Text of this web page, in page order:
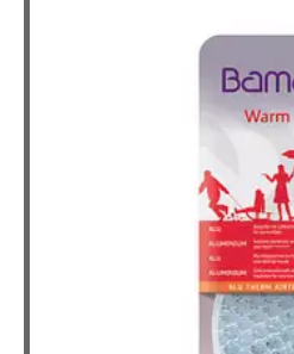
Deze
optie
kan
op
de